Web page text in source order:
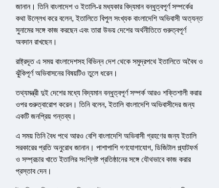
জানান। তিনি বাংলাদেশ ও ইতালি-র মধ্যকার বিদ্যমান বন্ধুত্বপূর্ণ সম্পর্কের
কথা উল্লেখ করে বলেন, ইতালিতে বিপুল সংখ্যক বাংলাদেশি অভিবাসী অত্যন্ত
সুনামের সঙ্গে কাজ করছেন এবং তারা উভয় দেশের অর্থনীতিতে গুরুত্বপূর্ণ
অবদান রাখছেন।
রাষ্ট্রদূত এ সময় বাংলাদেশসহ বিভিন্ন দেশ থেকে সমুদ্রপথে ইতালিতে অবৈধ ও
ঝুঁকিপূর্ণ অভিবাসনের বিষয়টিও তুলে ধরেন।
তথ্যমন্ত্রী দুই দেশের মধ্যে বিদ্যমান বন্ধুত্বপূর্ণ সম্পর্ক আরও শক্তিশালী করার
ওপর গুরুত্বারোপ করেন। তিনি বলেন, ইতালি বাংলাদেশি অভিবাসীদের জন্য
একটি জনপ্রিয় গন্তব্য।
এ সময় তিনি বৈধ পথে আরও বেশি বাংলাদেশি অভিবাসী গ্রহণের জন্য ইতালি
সরকারের প্রতি অনুরোধ জানান। পাশাপাশি গণযোগাযোগ, ডিজিটাল প্ল্যাটফর্ম
ও সম্প্রচার খাতে ইতালির সংশ্লিষ্ট প্রতিষ্ঠানের সঙ্গে যৌথভাবে কাজ করার
প্রস্তাব দেন।